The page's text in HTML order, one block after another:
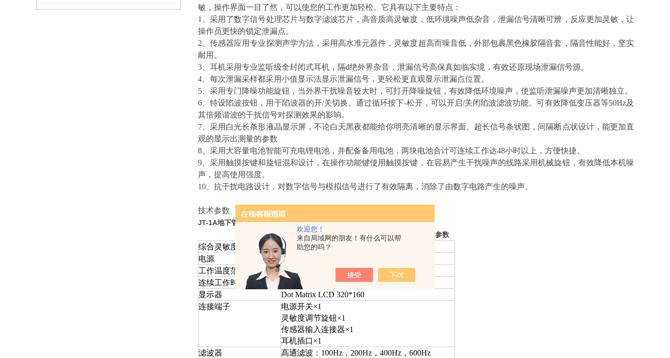
欢迎您！
来自局域网的朋友！有什么可以帮
助您的吗？
敏，操作界面一目了然，可以使您的工作更加轻松。它具有以下主要特点：
1、采用了数字信号处理芯片与数字滤波芯片，高音质高灵敏度，低环境噪声低杂音，泄漏信号清晰可辨，反应更加灵敏，让
操作员更快的锁定泄漏点。
2、传感器应用专业探测声学方法，采用高水准元器件，灵敏度超高而噪音低，外部包裹黑色橡胶隔音套，隔音性能好，坚实
耐用。
3、耳机采用专业监听级全封闭式耳机，隔d绝外界杂音，泄漏信号高保真如临实境，有效还原现场泄漏信号源。
4、每次泄漏采样都采用小值显示法显示泄漏信号，更轻松更直观显示泄漏点位置。
5、采用专门降噪功能旋钮，当外界干扰噪音较大时，可打开降噪旋钮，有效降低环境噪声，使监听泄漏噪声更加清晰独立。
6、特设陷波按钮，用于陷波器的开/关切换。通过循环按下-松开，可以开启/关闭陷波滤波功能。可有效降低变压器等50Hz及
其倍频谐波的干扰信号对探测效果的影响。
7、采用白光长条形液晶显示屏，不论白天黑夜都能给你明亮清晰的显示界面。超长信号条状图，间隔断点状设计，能更加直
观的显示出测量的参数
8、采用大容量电池智能可充电锂电池，并配备备用电池，两块电池合计可连续工作达48小时以上，方便快捷。
9、采用触摸按键和旋钮混和设计，在操作功能键使用触摸按键，在容易产生干扰噪声的线路采用机械旋钮，有效降低本机噪
声，提高使用强度。
10、抗干扰电路设计，对数字信号与模拟信号进行了有效隔离，消除了由数字电路产生的噪声。
技术参数
JT-1A地下管道探测检漏仪的技术参数如表1.4、表1.5、表1.6所示。
表1.4主机技术参数
综合灵敏度
≥900V/G
电源
锂电池4400mAh，8.4V，配套充电器。
工作温度范围
-20℃~+55℃
连续工作时间
≥24小时(取决于工作条件)
显示器
Dot Matrix LCD 320*160
连接端子
电源开关×1
灵敏度调节旋钮×1
传感器输入连接器×1
耳机插口×1
滤波器
高通滤波：100Hz，200Hz，400Hz，600Hz